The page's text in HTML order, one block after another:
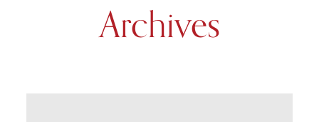
INÍCIO
Archives